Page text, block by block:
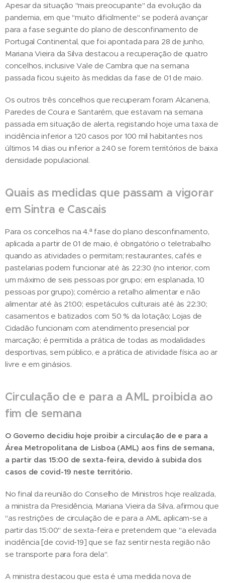
Apesar da situação "mais preocupante" da evolução da
pandemia, em que "muito dificilmente" se poderá avançar
para a fase seguinte do plano de desconfinamento de
Portugal Continental, que foi apontada para 28 de junho,
Mariana Vieira da Silva destacou a recuperação de quatro
concelhos, inclusive Vale de Cambra que na semana
passada ficou sujeito às medidas da fase de 01 de maio.
Os outros três concelhos que recuperam foram Alcanena,
Paredes de Coura e Santarém, que estavam na semana
passada em situação de alerta, registando hoje uma taxa de
incidência inferior a 120 casos por 100 mil habitantes nos
últimos 14 dias ou inferior a 240 se forem territórios de baixa
densidade populacional.
Quais as medidas que passam a vigorar
em Sintra e Cascais
Para os concelhos na 4.ª fase do plano desconfinamento,
aplicada a partir de 01 de maio, é obrigatório o teletrabalho
quando as atividades o permitam; restaurantes, cafés e
pastelarias podem funcionar até às 22:30 (no interior, com
um máximo de seis pessoas por grupo; em esplanada, 10
pessoas por grupo); comércio a retalho alimentar e não
alimentar até às 21:00; espetáculos culturais até às 22:30;
casamentos e batizados com 50 % da lotação; Lojas de
Cidadão funcionam com atendimento presencial por
marcação; é permitida a prática de todas as modalidades
desportivas, sem público, e a prática de atividade física ao ar
livre e em ginásios.
Circulação de e para a AML proibida ao
fim de semana
O Governo decidiu hoje proibir a circulação de e para a
Área Metropolitana de Lisboa (AML) aos fins de semana,
a partir das 15:00 de sexta-feira, devido à subida dos
casos de covid-19 neste território.
No final da reunião do Conselho de Ministros hoje realizada,
a ministra da Presidência, Mariana Vieira da Silva, afirmou que
"as restrições de circulação de e para a AML aplicam-se a
partir das 15:00" de sexta-feira e pretendem que "a elevada
incidência [de covid-19] que se faz sentir nesta região não
se transporte para fora dela".
A ministra destacou que esta é uma medida nova de